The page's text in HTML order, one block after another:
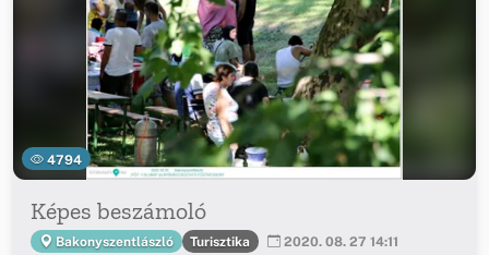
4794
Képes beszámoló
Bakonyszentlászló Turisztika 2020. 08. 27 14:11